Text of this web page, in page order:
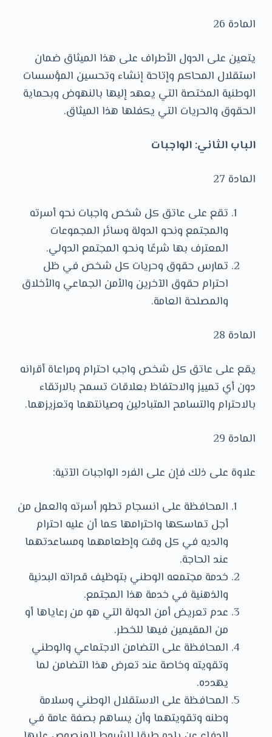
المادة 26
يتعين على الدول الأطراف على هذا الميثاق ضمان
استقلال المحاكم وإتاحة إنشاء وتحسين المؤسسات
الوطنية المختصة التي يعهد إليها بالنهوض وبحماية
الحقوق والحريات التي يكفلها هذا الميثاق.
الباب الثاني: الواجبات
المادة 27
تقع على عاتق كل شخص واجبات نحو أسرته
والمجتمع ونحو الدولة وسائر المجموعات
المعترف بها شرعًا ونحو المجتمع الدولي.
تمارس حقوق وحريات كل شخص في ظل
احترام حقوق الآخرين والأمن الجماعي والأخلاق
والمصلحة العامة.
المادة 28
يقع على عاتق كل شخص واجب احترام ومراعاة أقرانه
دون أي تمييز والاحتفاظ بعلاقات تسمح بالارتقاء
بالاحترام والتسامح المتبادلين وصيانتهما وتعزيزهما.
المادة 29
علاوة على ذلك فإن على الفرد الواجبات الآتية:
المحافظة على انسجام تطور أسرته والعمل من
أجل تماسكها واحترامها كما أن عليه احترام
والديه في كل وقت وإطعامهما ومساعدتهما
عند الحاجة.
خدمة مجتمعه الوطني بتوظيف قدراته البدنية
والذهنية في خدمة هذا المجتمع.
عدم تعريض أمن الدولة التي هو من رعاياها أو
من المقيمين فيها للخطر.
المحافظة على التضامن الاجتماعي والوطني
وتقويته وخاصة عند تعرض هذا التضامن لما
يهدده.
المحافظة على الاستقلال الوطني وسلامة
وطنه وتقويتهما وأن يساهم بصفة عامة في